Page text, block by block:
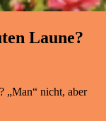
Laune?
„Man“ nicht, aber